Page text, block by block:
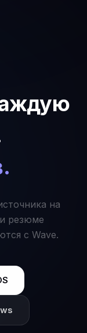
на
резюме
с Wave.